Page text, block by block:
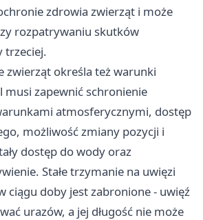
zdrowia zwierząt i może
rozpatrywaniu skutków
trzeciej.
zwierząt określa też warunki
musi zapewnić schronienie
atmosferycznymi, dostęp
możliwość zmiany pozycji i
dostęp do wody oraz
Stałe trzymanie na uwięzi
ciągu doby jest zabronione - uwięź
urazów, a jej długość nie może